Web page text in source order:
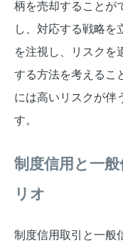
柄を売却することが
し、対応する戦略を
を注視し、リスクを
する方法を考えるこ
には高いリスクが伴
す。
制度信用と一
リオ
制度信用取引と一般